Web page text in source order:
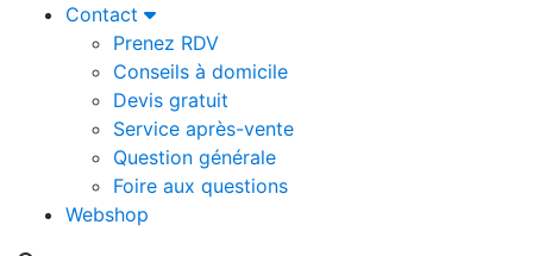
Contact
Prenez RDV
Conseils à domicile
Devis gratuit
Service après-vente
Question générale
Foire aux questions
Webshop